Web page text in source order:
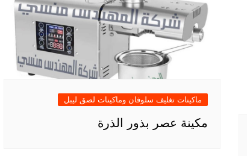
ماكينات تغليف سلوفان وماكينات لصق ليبل
مكينة عصر بذور الذرة